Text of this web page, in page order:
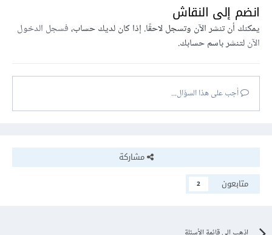
انضم إلى النقاش
يمكنك أن تنشر الآن وتسجل لاحقًا. إذا كان لديك حساب،فسجل الدخول
الآنلتنشر باسم حسابك.
أجب على هذا السؤال...
مشاركة
متابعون
2